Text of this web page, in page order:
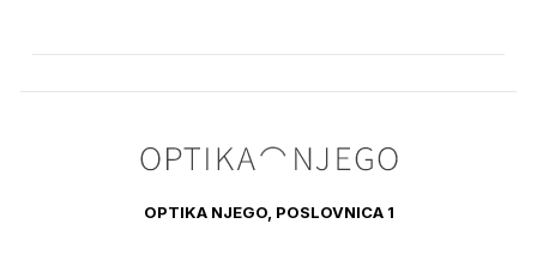
OPTIKA NJEGO, POSLOVNICA 1